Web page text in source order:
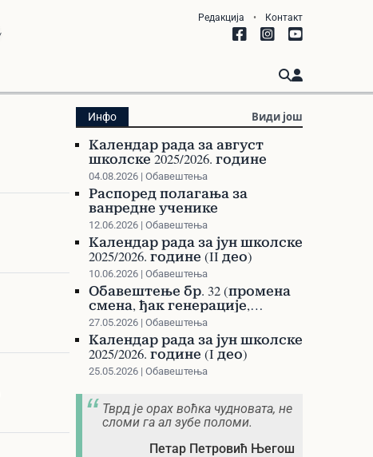
Редакција • Контакт
Инфо Види још
Календар рада за август
школске 2025/2026. године
04.08.2026 | Обавештења
Распоред полагања за
ванредне ученике
12.06.2026 | Обавештења
Календар рада за јун школске
2025/2026. године (II део)
10.06.2026 | Обавештења
Обавештење бр. 32 (промена
смена, ђак генерације,
такмичења)
27.05.2026 | Обавештења
Календар рада за јун школске
2025/2026. године (I део)
25.05.2026 | Обавештења
Тврд је орах воћка чудновата, не
сломи га ал зубе поломи.
Петар Петровић Његош